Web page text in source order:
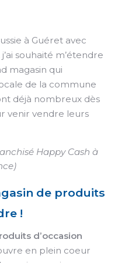
à Guéret avec
souhaité m’étendre
magasin qui
de la commune
déjà nombreux dès
venir vendre leurs
Happy Cash à
de produits
!
d’occasion
en plein coeur